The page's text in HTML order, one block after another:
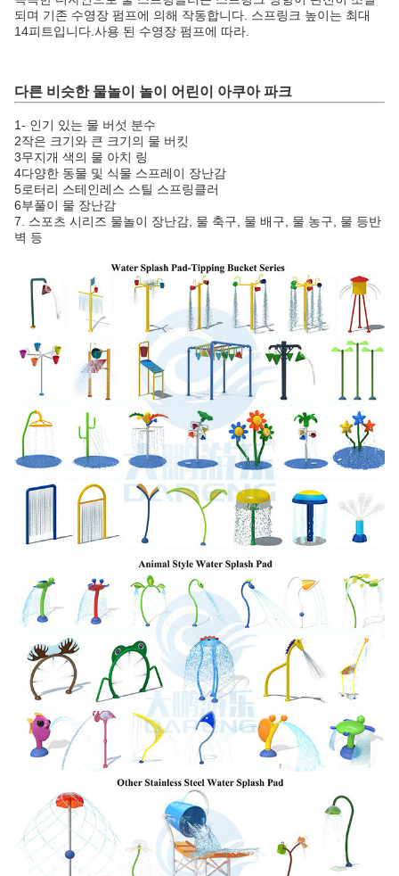
되며 기존 수영장 펌프에 의해 작동합니다. 스프링크 높이는 최대
14피트입니다.사용 된 수영장 펌프에 따라.
다른 비슷한 물놀이 놀이 어린이 아쿠아 파크
1- 인기 있는 물 버섯 분수
2작은 크기와 큰 크기의 물 버킷
3무지개 색의 물 아치 링
4다양한 동물 및 식물 스프레이 장난감
5로터리 스테인레스 스틸 스프링클러
6부풀이 물 장난감
7. 스포츠 시리즈 물놀이 장난감, 물 축구, 물 배구, 물 농구, 물 등반
벽 등